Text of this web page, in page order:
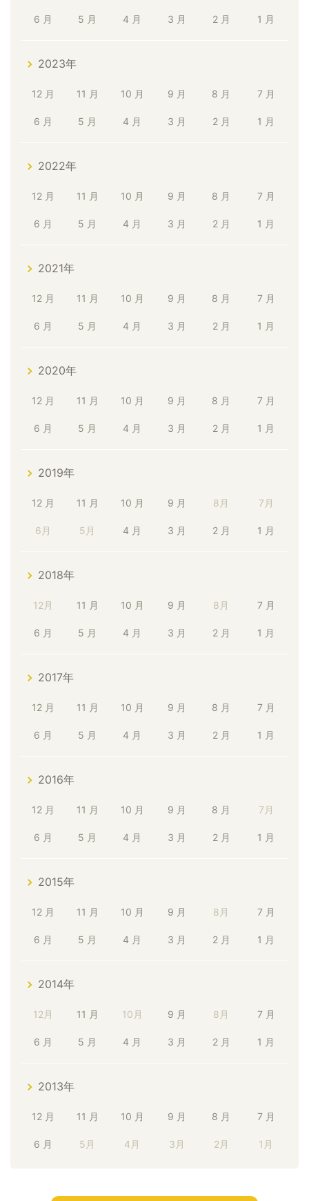
6 月 5 月 4 月 3 月 2 月 1 月
2023年
12 月 11 月 10 月 9 月 8 月 7 月
6 月 5 月 4 月 3 月 2 月 1 月
2022年
12 月 11 月 10 月 9 月 8 月 7 月
6 月 5 月 4 月 3 月 2 月 1 月
2021年
12 月 11 月 10 月 9 月 8 月 7 月
6 月 5 月 4 月 3 月 2 月 1 月
2020年
12 月 11 月 10 月 9 月 8 月 7 月
6 月 5 月 4 月 3 月 2 月 1 月
2019年
12 月 11 月 10 月 9 月 8月 7月
6月 5月 4 月 3 月 2 月 1 月
2018年
12月 11 月 10 月 9 月 8月 7 月
6 月 5 月 4 月 3 月 2 月 1 月
2017年
12 月 11 月 10 月 9 月 8 月 7 月
6 月 5 月 4 月 3 月 2 月 1 月
2016年
12 月 11 月 10 月 9 月 8 月 7月
6 月 5 月 4 月 3 月 2 月 1 月
2015年
12 月 11 月 10 月 9 月 8月 7 月
6 月 5 月 4 月 3 月 2 月 1 月
2014年
12月 11 月 10月 9 月 8月 7 月
6 月 5 月 4 月 3 月 2 月 1 月
2013年
12 月 11 月 10 月 9 月 8 月 7 月
6 月 5月 4月 3月 2月 1月